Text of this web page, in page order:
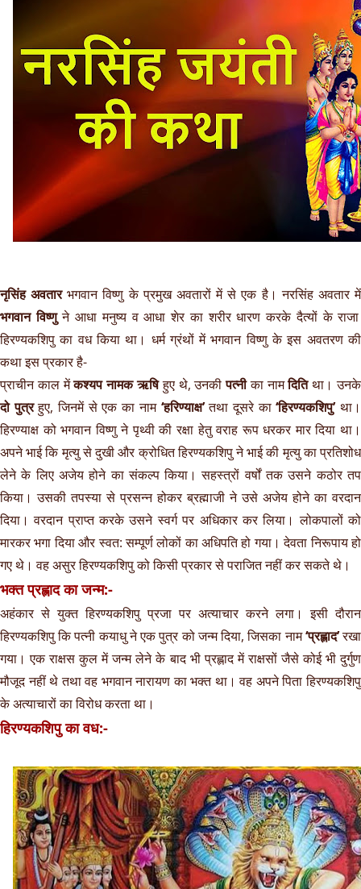
नृसिंह अवतारभगवान विष्णु के प्रमुख अवतारों में से एक है। नरसिंह अवतार में
भगवान विष्णुने आधा मनुष्य व आधा शेर का शरीर धारण करके दैत्यों के राजा
हिरण्यकशिपु का वध किया था। धर्म ग्रंथों में भगवान विष्णु के इस अवतरण की
कथा इस प्रकार है-
प्राचीन काल मेंकश्यप नामक ऋषिहुए थे, उनकीपत्नीका नामदितिथा। उनके
दो पुत्रहुए, जिनमें से एक का नाम ‘हरिण्याक्ष’तथा दूसरे का‘हिरण्यकशिपु’था।
हिरण्याक्ष को भगवान विष्णु ने पृथ्वी की रक्षा हेतु वराह रूप धरकर मार दिया था।
अपने भाई कि मृत्यु से दुखी और क्रोधित हिरण्यकशिपु ने भाई की मृत्यु का प्रतिशोध
लेने के लिए अजेय होने का संकल्प किया। सहस्त्रों वर्षों तक उसने कठोर तप
किया। उसकी तपस्या से प्रसन्न होकर ब्रह्माजी ने उसे अजेय होने का वरदान
दिया। वरदान प्राप्त करके उसने स्वर्ग पर अधिकार कर लिया। लोकपालों को
मारकर भगा दिया और स्वत: सम्पूर्ण लोकों का अधिपति हो गया। देवता निरूपाय हो
गए थे। वह असुर हिरण्यकशिपु को किसी प्रकार से पराजित नहीं कर सकते थे।
भक्त प्रह्लाद का जन्म:-
अहंकार से युक्त हिरण्यकशिपु प्रजा पर अत्याचार करने लगा। इसी दौरान
हिरण्यकशिपु कि पत्नी कयाधु ने एक पुत्र को जन्म दिया, जिसका नाम‘प्रह्लाद’रखा
गया। एक राक्षस कुल में जन्म लेने के बाद भी प्रह्लाद में राक्षसों जैसे कोई भी दुर्गुण
मौजूद नहीं थे तथा वह भगवान नारायण का भक्त था। वह अपने पिता हिरण्यकशिपु
के अत्याचारों का विरोध करता था।
हिरण्यकशिपु का वध:-